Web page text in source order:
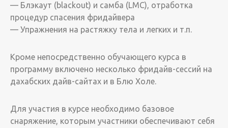
— Блэкаут (blackout) и самба (LMC), отработка
процедур спасения фридайвера
— Упражнения на растяжку тела и легких и т.п.
Кроме непосредственно обучающего курса в
программу включено несколько фридайв-сессий на
дахабских дайв-сайтах и в Блю Холе.
Для участия в курсе необходимо базовое
снаряжение, которым участники обеспечивают себя